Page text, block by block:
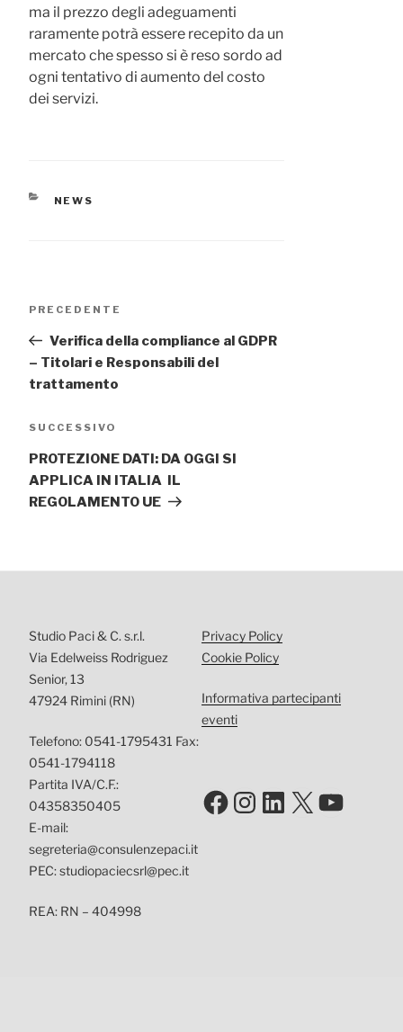
ma il prezzo degli adeguamenti
raramente potrà essere recepito da un
mercato che spesso si è reso sordo ad
ogni tentativo di aumento del costo
dei servizi.
CATEGORIE
NEWS
Articolo
PRECEDENTE
Verifica della compliance al GDPR
– Titolari e Responsabili del
trattamento
Articolo
SUCCESSIVO
PROTEZIONE DATI: DA OGGI SI
APPLICA IN ITALIA IL
REGOLAMENTO UE
Studio Paci & C. s.r.l.
Via Edelweiss Rodriguez
Senior, 13
47924 Rimini (RN)
Telefono: 0541-1795431 Fax:
0541-1794118
Partita IVA/C.F.:
04358350405
E-mail:
segreteria@consulenzepaci.it
PEC: studiopaciecsrl@pec.it
REA: RN – 404998
Privacy Policy
Cookie Policy
Informativa partecipanti
eventi
Facebook
Instagram
LinkedIn
X